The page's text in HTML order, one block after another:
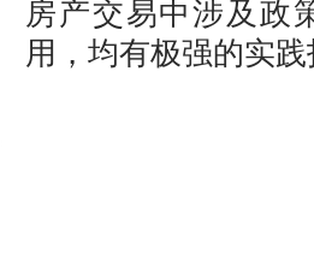
房产交易中涉及政
用，均有极强的实